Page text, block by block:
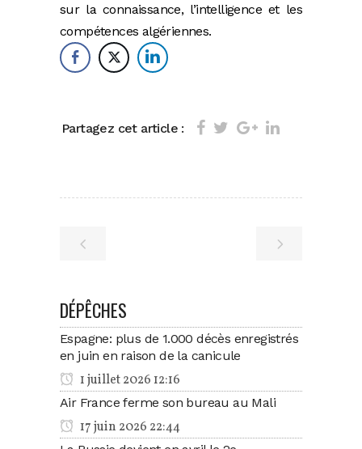
sur la connaissance, l’intelligence et les
compétences algériennes.
Partagez cet article :
DÉPÊCHES
Espagne: plus de 1.000 décès enregistrés
en juin en raison de la canicule
1 juillet 2026 12:16
Air France ferme son bureau au Mali
17 juin 2026 22:44